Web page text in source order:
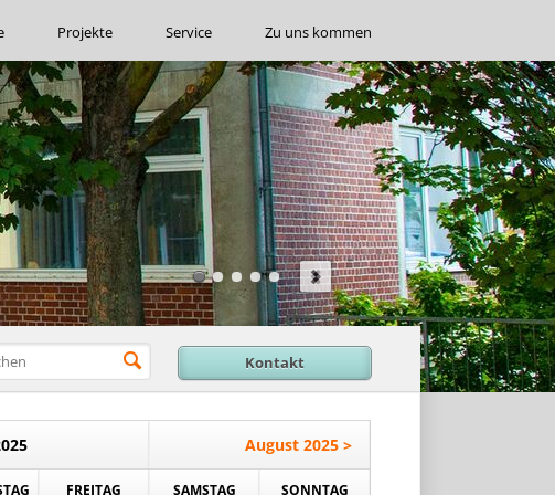
Projekte Service Zu uns kommen
Kontakt
August 2025 >
FREITAG SAMSTAG SONNTAG